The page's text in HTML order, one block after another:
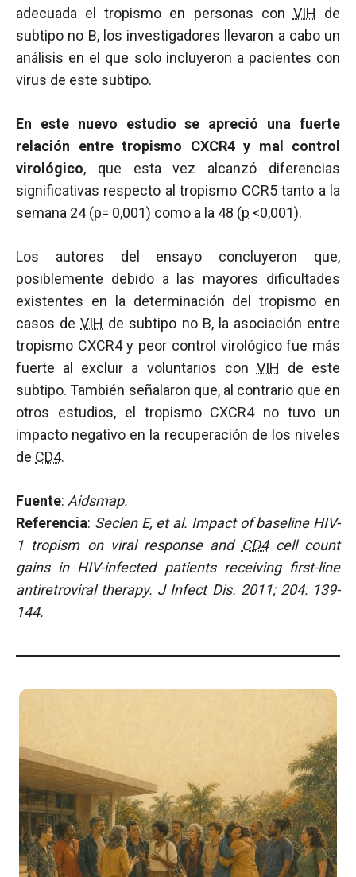
adecuada el tropismo en personas con VIH de
subtipo no B, los investigadores llevaron a cabo un
análisis en el que solo incluyeron a pacientes con
virus de este subtipo.
En este nuevo estudio se apreció una fuerte
relación entre tropismo CXCR4 y mal control
virológico, que esta vez alcanzó diferencias
significativas respecto al tropismo CCR5 tanto a la
semana 24 (p= 0,001) como a la 48 (p <0,001).
Los autores del ensayo concluyeron que,
posiblemente debido a las mayores dificultades
existentes en la determinación del tropismo en
casos deVIH de subtipo no B, la asociación entre
tropismo CXCR4 y peor control virológico fue más
fuerte al excluir a voluntarios con VIH de este
subtipo. También señalaron que, al contrario que en
otros estudios, el tropismo CXCR4 no tuvo un
impacto negativo en la recuperación de los niveles
de CD4.
Fuente: Aidsmap.
Referencia: Seclen E, et al. Impact of baseline HIV-
1 tropism on viral response and CD4cell count
gains in HIV-infected patients receiving first-line
antiretroviral therapy. J Infect Dis. 2011; 204: 139-
144.